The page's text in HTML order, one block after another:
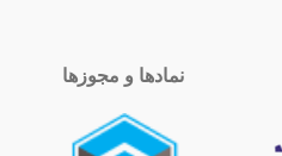
نمادها و مجوزها